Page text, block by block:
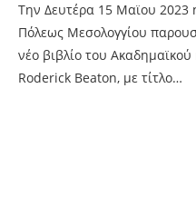
Την Δευτέρα 15 Μαϊου 2023
Πόλεως Μεσολογγίου
νέο βιβλίο του
Roderick Beaton, με τίτλο…